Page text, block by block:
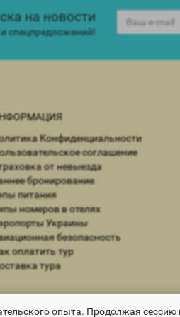
на новости
спецпредложений!
Конфиденциальности
соглашение
от невыезда
бронирование
питания
номеров в отелях
Украины
безопасность
оплатить тур
тура
опыта. Продолжая